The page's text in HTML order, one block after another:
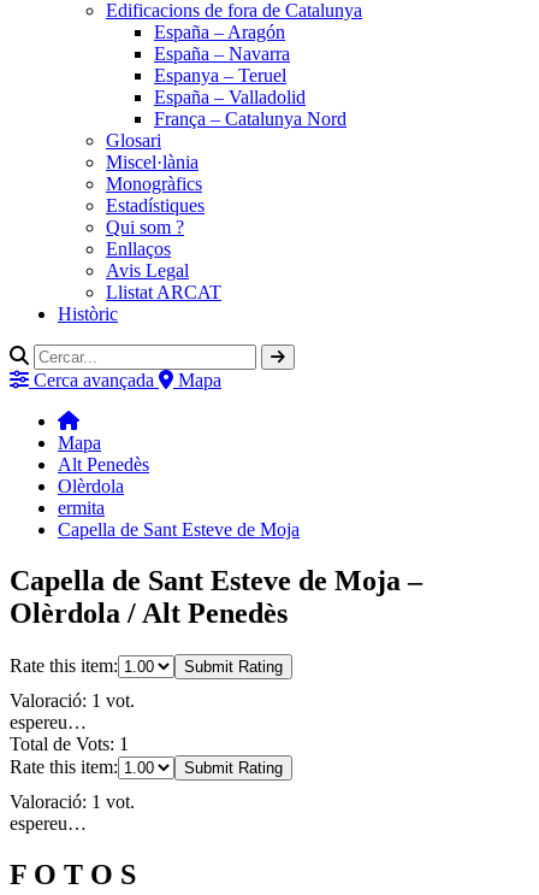
Edificacions de fora de Catalunya
España – Aragón
España – Navarra
Espanya – Teruel
España – Valladolid
França – Catalunya Nord
Glosari
Miscel·lània
Monogràfics
Estadístiques
Qui som ?
Enllaços
Avis Legal
Llistat ARCAT
Històric
Cerca avançada Mapa
Mapa
Alt Penedès
Olèrdola
ermita
Capella de Sant Esteve de Moja
Capella de Sant Esteve de Moja –
Olèrdola / Alt Penedès
Rate this item: Submit Rating
Valoració: 1 vot.
espereu…
Total de Vots: 1
Rate this item:
Submit Rating
Valoració: 1 vot.
espereu…
F O T O S